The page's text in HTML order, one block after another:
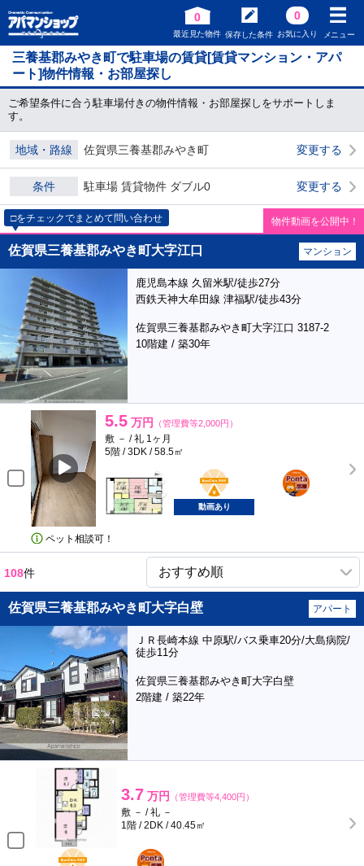
0
最近見た物件 保存した条件
0
お気に入り メニュー
三養基郡みやき町で駐車場の賃貸[賃貸マンション・アパ
ート]物件情報・お部屋探し
ご希望条件に合う駐車場付きの物件情報・お部屋探しをサポートしま
す。
地域・路線 佐賀県三養基郡みやき町 変更する
条件 駐車場 賃貸物件 ダブル0 変更する
□をチェックでまとめて問い合わせ 物件動画を公開中！
佐賀県三養基郡みやき町大字江口 マンション
鹿児島本線 久留米駅/徒歩27分
西鉄天神大牟田線 津福駅/徒歩43分
佐賀県三養基郡みやき町大字江口 3187-2
10階建 / 築30年
5.5 万円 （管理費等2,000円）
敷 － / 礼 1ヶ月
5階 / 3DK / 58.5㎡
BunChinPAY
ポンタ
部屋
動画あり
ペット相談可！
108件
佐賀県三養基郡みやき町大字白壁 アパート
ＪＲ長崎本線 中原駅/バス乗車20分/大島病院/
徒歩11分
佐賀県三養基郡みやき町大字白壁
2階建 / 築22年
3.7 万円 （管理費等4,400円）
敷 － / 礼 －
1階 / 2DK / 40.45㎡
BunChinPAY
ポンタ
部屋